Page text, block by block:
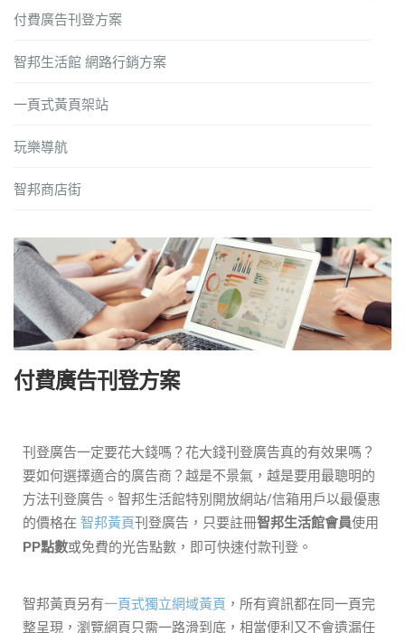
付費廣告刊登方案
智邦生活館 網路行銷方案
一頁式黃頁架站
玩樂導航
智邦商店街
付費廣告刊登方案
刊登廣告一定要花大錢嗎？花大錢刊登廣告真的有效果嗎？
要如何選擇適合的廣告商？越是不景氣，越是要用最聰明的
方法刊登廣告。智邦生活館特別開放網站/信箱用戶以最優惠
的價格在 智邦黃頁刊登廣告，只要註冊智邦生活館會員使用
PP點數或免費的光告點數，即可快速付款刊登。
智邦黃頁另有一頁式獨立網域黃頁 ，所有資訊都在同一頁完
整呈現，瀏覽網頁只需一路滑到底，相當便利又不會遺漏任